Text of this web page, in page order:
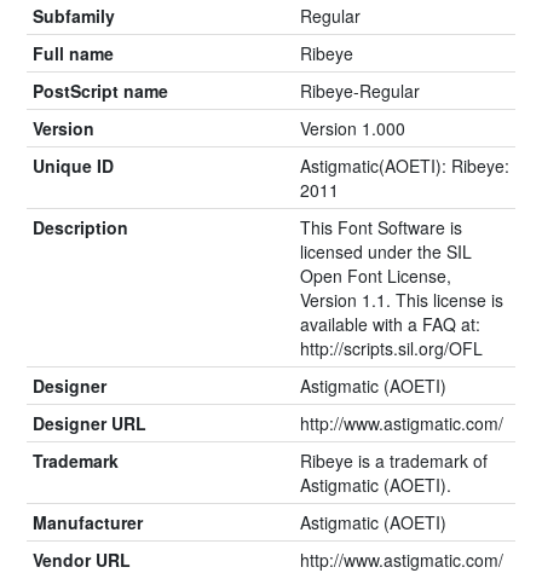
Subfamily
Regular
Full name
Ribeye
PostScript name
Ribeye-Regular
Version
Version 1.000
Unique ID
Astigmatic(AOETI): Ribeye:
2011
Description
This Font Software is
licensed under the SIL
Open Font License,
Version 1.1. This license is
available with a FAQ at:
http://scripts.sil.org/OFL
Designer
Astigmatic (AOETI)
Designer URL
http://www.astigmatic.com/
Trademark
Ribeye is a trademark of
Astigmatic (AOETI).
Manufacturer
Astigmatic (AOETI)
Vendor URL
http://www.astigmatic.com/